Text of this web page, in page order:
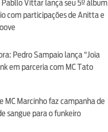
Pabllo Vittar lança seu 5º álbum
com participações de Anitta e
Pedro Sampaio lança “Joia
em parceria com MC Tato
MC Marcinho faz campanha de
sangue para o funkeiro